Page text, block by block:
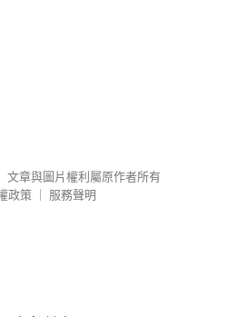
文章與圖片權利屬原作者所有
政策
服務聲明